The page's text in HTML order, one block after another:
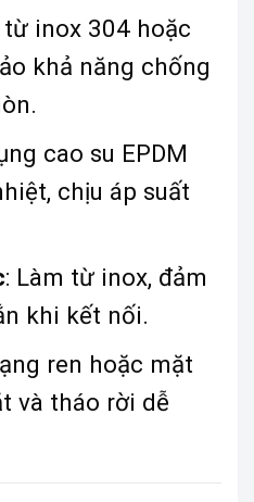
từ inox 304 hoặc
khả năng chống
cao su EPDM
chịu áp suất
: Làm từ inox, đảm
khi kết nối.
ren hoặc mặt
và tháo rời dễ